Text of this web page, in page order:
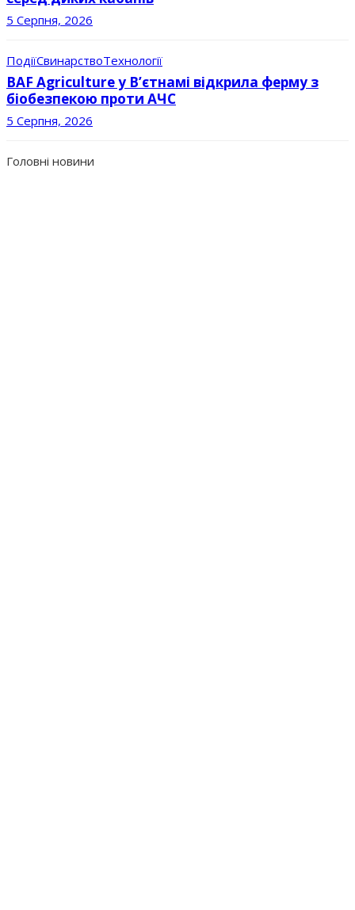
5 Серпня, 2026
ПодіїСвинарствоТехнології
BAF Agriculture у В’єтнамі відкрила ферму з
біобезпекою проти АЧС
5 Серпня, 2026
Головні новини